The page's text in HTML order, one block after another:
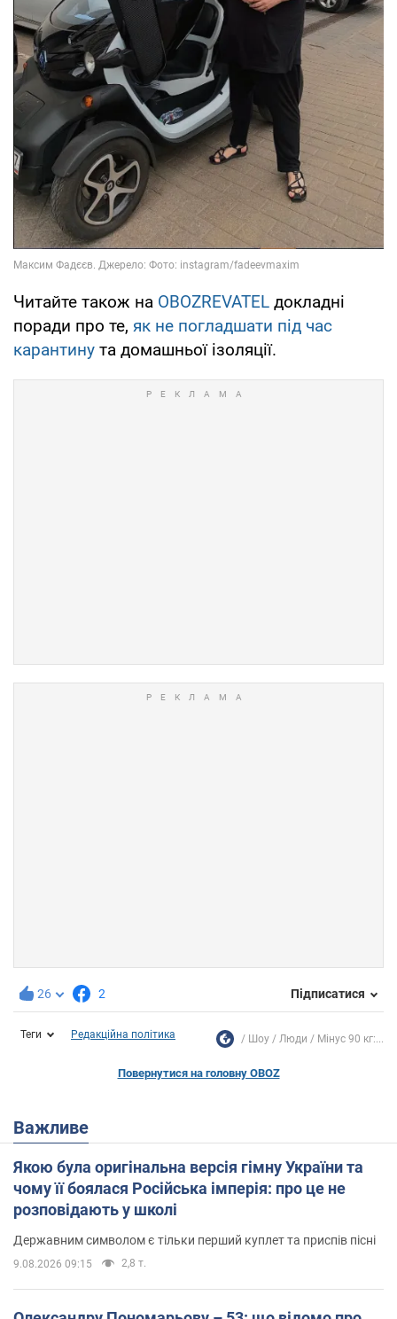
Читайте також на OBOZREVATEL докладні
поради про те, як не погладшати під час
карантину та домашньої ізоляції.
26 2 Підписатися
Теги Редакційна політика Шоу Люди Мінус 90 кг:...
Повернутися на головну OBOZ
Важливе
Якою була оригінальна версія гімну України та
чому її боялася Російська імперія: про це не
розповідають у школі
Державним символом є тільки перший куплет та приспів пісні
9.08.2026 09:15 2,8 т.